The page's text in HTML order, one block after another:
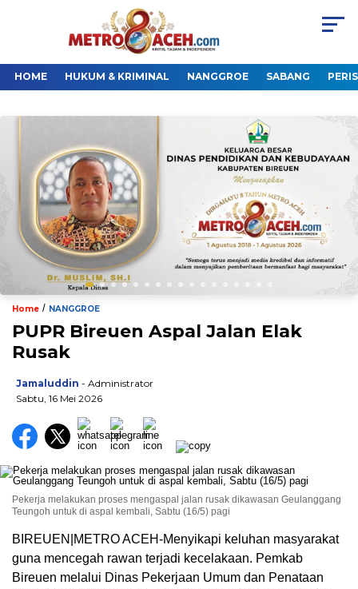
HOME HUKUM & KRIMINAL NANGGROE SABANG
Home / NANGGROE
PUPR Bireuen Aspal Jalan Elak
Rusak
Jamaluddin - Administrator
Sabtu, 16 Mei 2026
Pekerja melakukan proses mengaspal jalan rusak dikawasan Geulanggang
Teungoh untuk di aspal kembali, Sabtu (16/5) pagi
BIREUEN|METRO ACEH-Menyikapi keluhan masyarakat
guna mencegah rawan terjadi kecelakaan. Pemkab
Bireuen melalui Dinas Pekerjaan Umum dan Penataan